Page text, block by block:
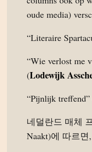
oude media)
“Literaire
“Wie verlost me
(Lodewijk
“Pijnlijk
네덜란드 매체
Naakt)에 따르